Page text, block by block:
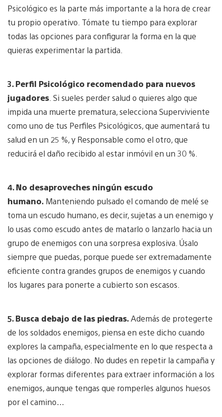
Psicológico es la parte más importante a la hora de crear
tu propio operativo. Tómate tu tiempo para explorar
todas las opciones para configurar la forma en la que
quieras experimentar la partida.
3.Perfil Psicológico recomendado para nuevos
jugadores . Si sueles perder salud o quieres algo que
impida una muerte prematura, selecciona Superviviente
como uno de tus Perfiles Psicológicos, que aumentará tu
salud en un 25 %, y Responsable como el otro, que
reducirá el daño recibido al estar inmóvil en un 30 %.
4.No desaproveches ningún escudo
humano. Manteniendo pulsado el comando de melé se
toma un escudo humano, es decir, sujetas a un enemigo y
lo usas como escudo antes de matarlo o lanzarlo hacia un
grupo de enemigos con una sorpresa explosiva. Úsalo
siempre que puedas, porque puede ser extremadamente
eficiente contra grandes grupos de enemigos y cuando
los lugares para ponerte a cubierto son escasos.
5.Busca debajo de las piedras.Además de protegerte
de los soldados enemigos, piensa en este dicho cuando
explores la campaña, especialmente en lo que respecta a
las opciones de diálogo. No dudes en repetir la campaña y
explorar formas diferentes para extraer información a los
enemigos, aunque tengas que romperles algunos huesos
por el camino…